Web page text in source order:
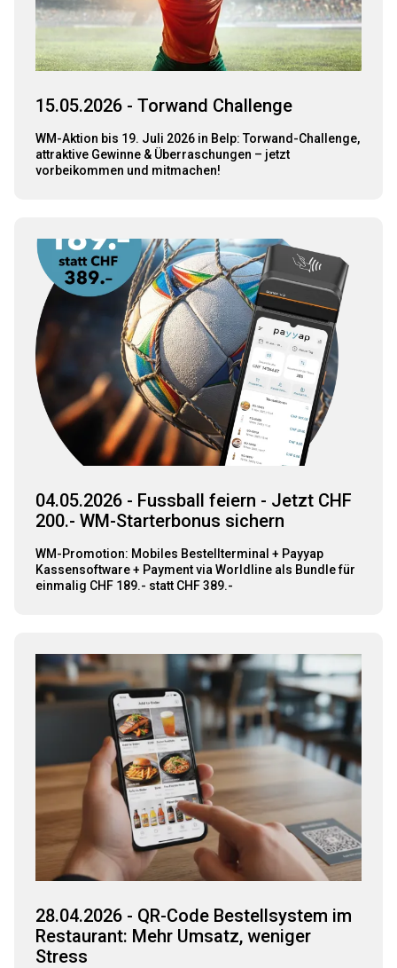
15.05.2026 - Torwand Challenge
WM-Aktion bis 19. Juli 2026 in Belp: Torwand-Challenge,
attraktive Gewinne & Überraschungen – jetzt
vorbeikommen und mitmachen!
04.05.2026 - Fussball feiern - Jetzt CHF
200.- WM-Starterbonus sichern
WM-Promotion: Mobiles Bestellterminal + Payyap
Kassensoftware + Payment via Worldline als Bundle für
einmalig CHF 189.- statt CHF 389.-
28.04.2026 - QR-Code Bestellsystem im
Restaurant: Mehr Umsatz, weniger
Stress